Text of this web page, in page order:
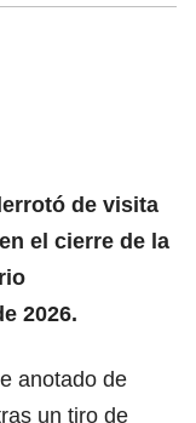
de visita
el cierre de la
2026.
anotado de
un tiro de